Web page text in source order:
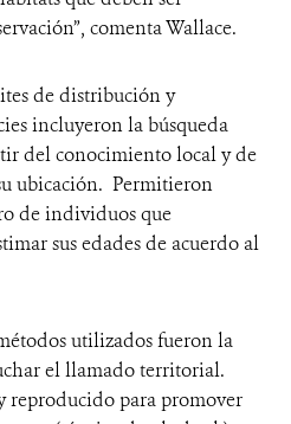
comenta Wallace.
de distribución y
incluyeron la búsqueda
del conocimiento local y de
ubicación. Permitieron
de individuos que
sus edades de acuerdo al
utilizados fueron la
el llamado territorial.
reproducido para promover